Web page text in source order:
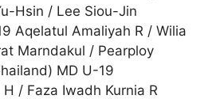
Hsin / Lee Siou-Jin
Aqelatul Amaliyah R / Wilia
Marndakul / Pearploy
MD U-19
/ Faza Iwadh Kurnia R